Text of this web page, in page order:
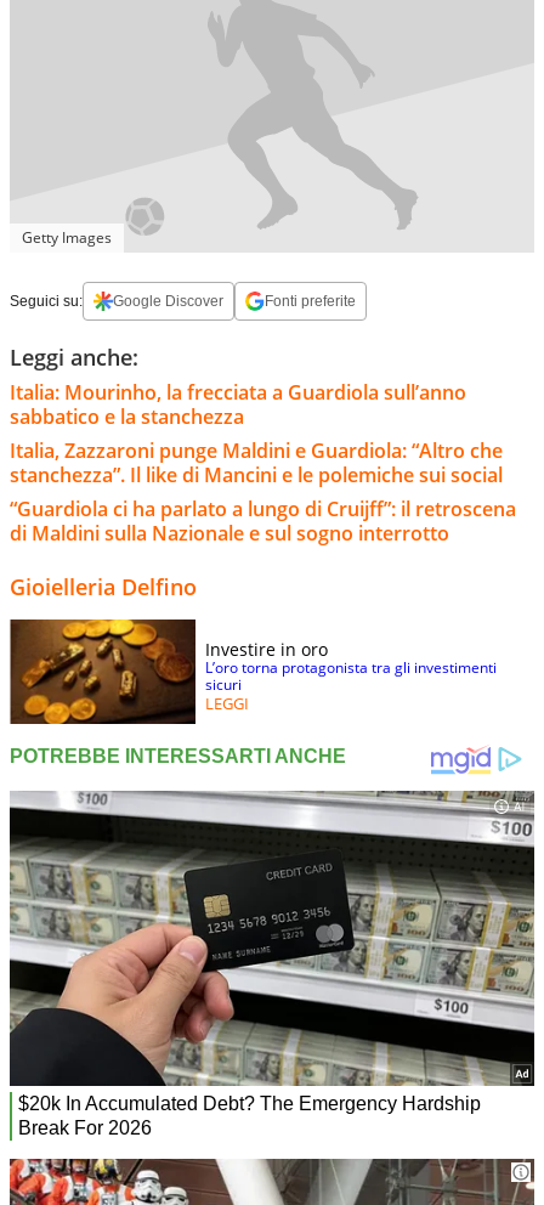
Getty Images
Seguici su: Google Discover Fonti preferite
Leggi anche:
Italia: Mourinho, la frecciata a Guardiola sull’anno
sabbatico e la stanchezza
Italia, Zazzaroni punge Maldini e Guardiola: “Altro che
stanchezza”. Il like di Mancini e le polemiche sui social
“Guardiola ci ha parlato a lungo di Cruijff”: il retroscena
di Maldini sulla Nazionale e sul sogno interrotto
Gioielleria Delfino
Investire in oro
L’oro torna protagonista tra gli investimenti
sicuri
LEGGI